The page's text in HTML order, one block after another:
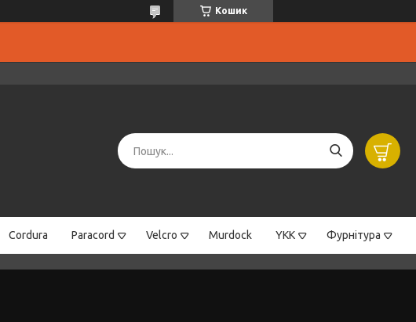
Кошик
Cordura Paracord Velcro Murdock YKK Фурнітура